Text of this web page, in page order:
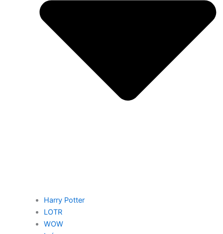
Harry Potter
LOTR
WOW